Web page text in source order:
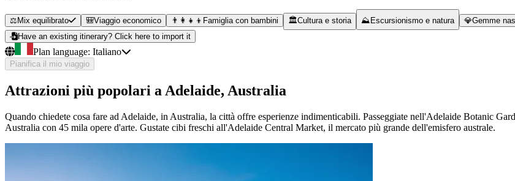
⚖️ Mix equilibrato 🎒Viaggio economico 👨‍👩‍👧‍👦 Famiglia con bambini 🏛️Cultura e storia ⛰️ Escursionismo e natura 💎Gemme
Have an existing itinerary? Click here to import it
Plan language: Italiano
Pianifica il mio viaggio
Attrazioni più popolari a Adelaide, Australia
Quando chiedete cosa fare ad Adelaide, in Australia, la città offre esperienze indimenticabili. Passeggiate nell'Adelaide Botanic
Australia con 45 mila opere d'arte. Gustate cibi freschi all'Adelaide Central Market, il mercato più grande dell'emisfero australe.